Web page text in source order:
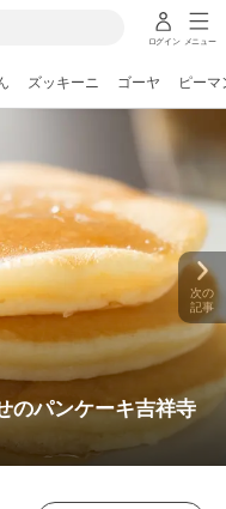
ログイン メニュー
ズッキーニ ゴーヤ ピーマ
のパンケーキ吉祥寺
次の
記事